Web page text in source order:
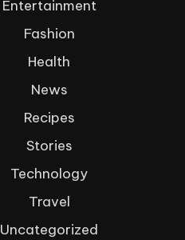
Entertainment
Fashion
Health
News
Recipes
Stories
Technology
Travel
Uncategorized